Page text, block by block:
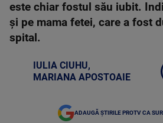
este chiar fostul său iubit.
și pe mama fetei, care a fost
spital.
IULIA CIUHU,
MARIANA APOSTOAIE
ADAUGĂ ȘTIRILE PROTV CA